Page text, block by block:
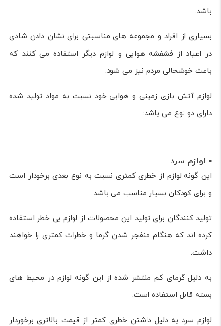
باشد.
بسیاری از افراد و مجموعه های مناسبتی برای نشان دادن شادی
در اعیاد از فشفشه هوایی و لوازم دیگر استفاده می کنند که
باعث خوشحالی مردم نیز می شود.
لوازم آتش بازی زمینی و هوایی خود نسبت به مواد تولید شده
دارای دو نوع می باشد:
• لوازم سرد
این گونه لوازم از خطری کمتری نسبت به نوع بعدی برخودار است
و برای کودکان بسیار مناسب می باشد .
تولید کنندگان برای تولید این محصولات از لوازم بی خطر استفاده
کرده اند که هنگام منفجر شدن گرما و خطرات کمتری را خواهند
داشت.
به دلیل گرمای کم منتشر شده از این گونه لوازم در محیط های
بسته قابل استفاده است.
لوازم سرد به دلیل داشتن خطری کمتر از قیمت بالاتری برخوردار